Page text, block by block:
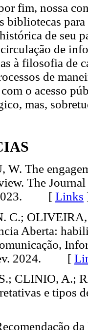
fim, nossa
bibliotecas
de seu
de
à filosofia de
de
o acesso
mas,
The
The
2023. [ Links
C.;
Aberta:
fev. 2024. [
CLINIO, A.;
e tipos